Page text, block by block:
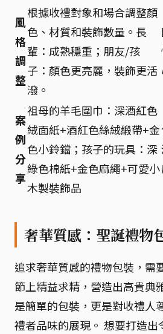
風
格
調
整
根據收禮對象和場合調整顏
色、材質和裝飾數量。長
輩：成熟穩重；朋友/孩
子：顏色更亮麗，裝飾更活
潑。
案
例
分
享
祖母的羊毛圍巾：深酒紅色
絨面紙+酒紅色絲絨緞帶+金
色小鈴鐺；孩子的玩具：深
綠色棉紙+金色麻繩+可愛小
木製裝飾品
奢華質感：聖誕禮物
追求奢華質感的禮物包裝，需
節上精益求精，營造出高貴典
是簡單的包裝，更是對收禮人
禮者品味的展現。 想要打造